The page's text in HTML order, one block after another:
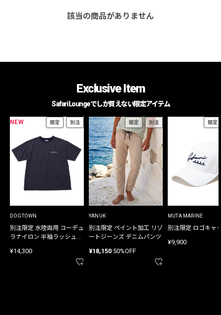
該当の商品がありません
Exclusive Item
Safari Loungeでしか買えない限定アイテム
NEW 限定 別注
DOGTOWN
別注限定 水陸両用 コーデュ
ラナイロン 半袖ラッシュガ
¥14,300
限定 別注
YANUK
別注限定 ペイント加工 リゾ
ートジーンズ デニムパンツ
¥18,150 50%OFF
限定
MUTA MARINE
別注限定 ロゴキャ
¥9,900